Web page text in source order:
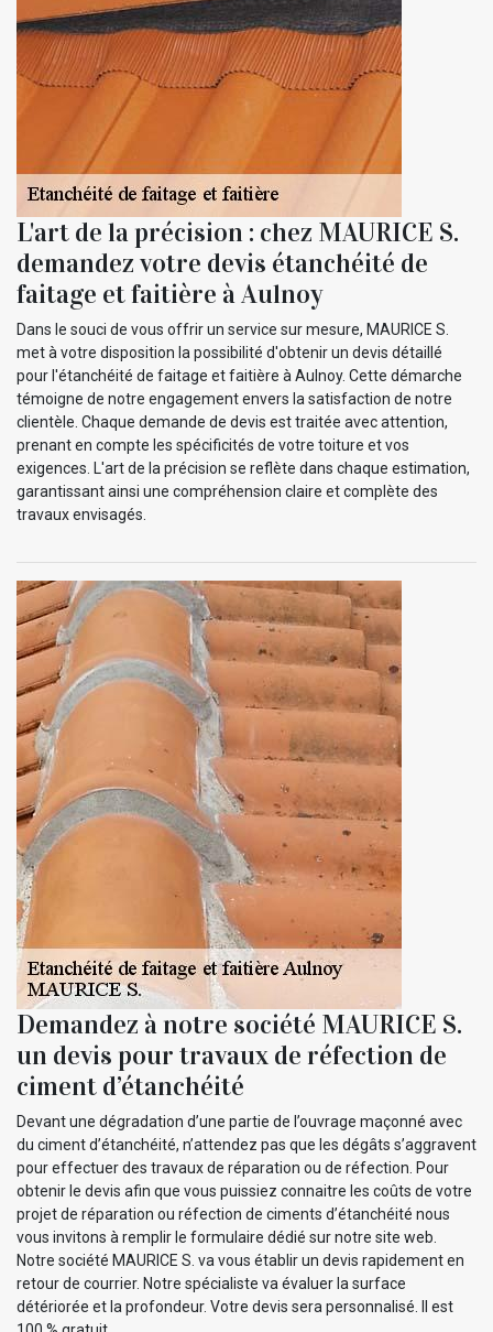
L'art de la précision : chez MAURICE S.
demandez votre devis étanchéité de
faitage et faitière à Aulnoy
Dans le souci de vous offrir un service sur mesure, MAURICE S.
met à votre disposition la possibilité d'obtenir un devis détaillé
pour l'étanchéité de faitage et faitière à Aulnoy. Cette démarche
témoigne de notre engagement envers la satisfaction de notre
clientèle. Chaque demande de devis est traitée avec attention,
prenant en compte les spécificités de votre toiture et vos
exigences. L'art de la précision se reflète dans chaque estimation,
garantissant ainsi une compréhension claire et complète des
travaux envisagés.
Demandez à notre société MAURICE S.
un devis pour travaux de réfection de
ciment d’étanchéité
Devant une dégradation d’une partie de l’ouvrage maçonné avec
du ciment d’étanchéité, n’attendez pas que les dégâts s’aggravent
pour effectuer des travaux de réparation ou de réfection. Pour
obtenir le devis afin que vous puissiez connaitre les coûts de votre
projet de réparation ou réfection de ciments d’étanchéité nous
vous invitons à remplir le formulaire dédié sur notre site web.
Notre société MAURICE S. va vous établir un devis rapidement en
retour de courrier. Notre spécialiste va évaluer la surface
détériorée et la profondeur. Votre devis sera personnalisé. Il est